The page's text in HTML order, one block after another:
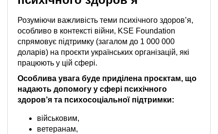
Розуміючи важливість теми психічного здоров’я,
особливо в контексті війни, KSE Foundation
спрямовує підтримку (загалом до 1 000 000
доларів) на проєкти українських організацій, які
працюють у цій сфері.
Особлива увага буде приділена проєктам, що
надають допомогу у сфері психічного
здоров’я та психосоціальної підтримки:
військовим,
ветеранам,